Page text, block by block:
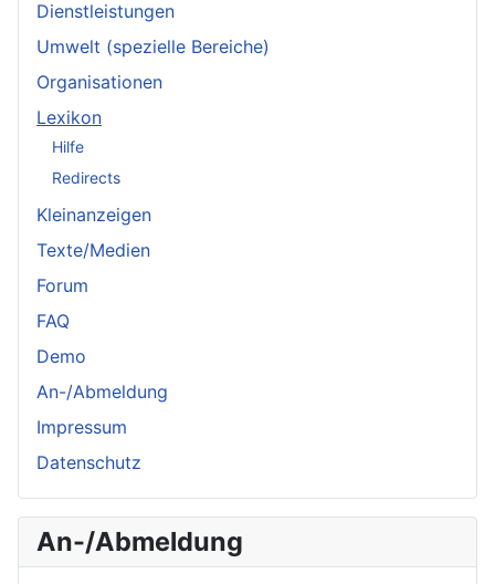
Dienstleistungen
Umwelt (spezielle Bereiche)
Organisationen
Lexikon
Hilfe
Redirects
Kleinanzeigen
Texte/Medien
Forum
FAQ
Demo
An-/Abmeldung
Impressum
Datenschutz
An-/Abmeldung